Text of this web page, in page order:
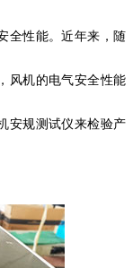
全性能。近年来，随
风机的电气安全性能
安规测试仪来检验产